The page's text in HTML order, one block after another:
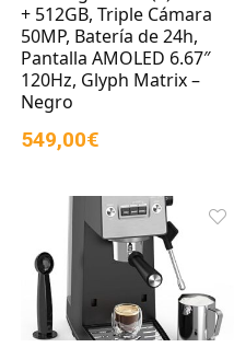
+ 512GB, Triple Cámara
50MP, Batería de 24h,
Pantalla AMOLED 6.67″
120Hz, Glyph Matrix –
Negro
549,00€